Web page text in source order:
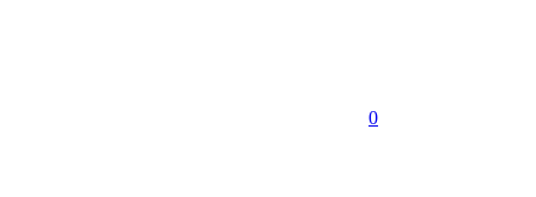
0